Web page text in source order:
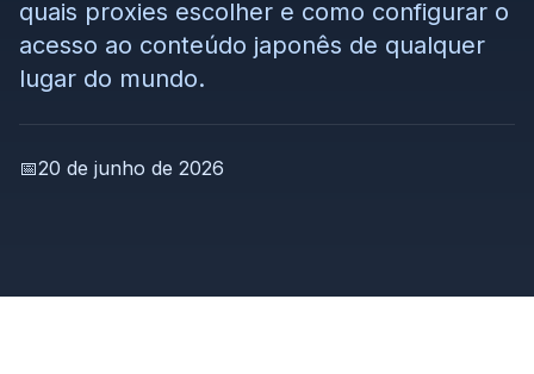
quais proxies escolher e como configurar o
acesso ao conteúdo japonês de qualquer
lugar do mundo.
📅20 de junho de 2026